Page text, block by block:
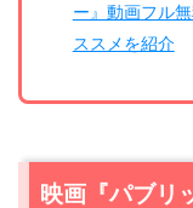
ー』動画フル
ススメを紹介
映画『パブリ